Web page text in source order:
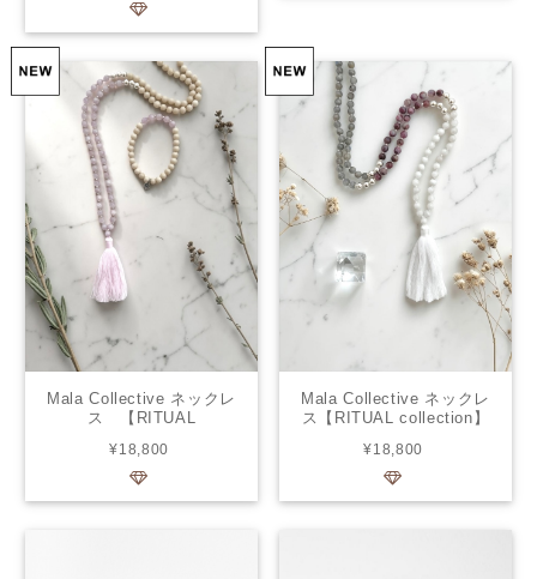
Mala Collective ネックレ
ス 【RITUAL
己愛〜
¥18,800
Mala Collective ネックレ
ス【RITUAL collection】
¥18,800